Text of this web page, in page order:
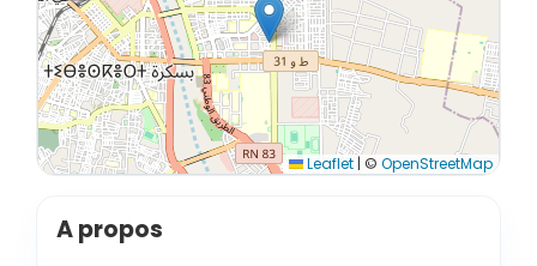
Leaflet | © OpenStreetMap
A propos